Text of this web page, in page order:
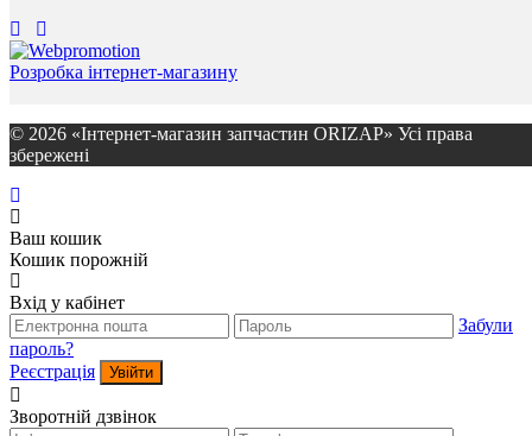
Розробка інтернет-магазину
© 2026 «Інтернет-магазин запчастин ORIZAP» Усі права
збережені
Ваш кошик
Кошик порожній
Вхід у кабінет
Забули
пароль?
Реєстрація
Увійти
Зворотній дзвінок